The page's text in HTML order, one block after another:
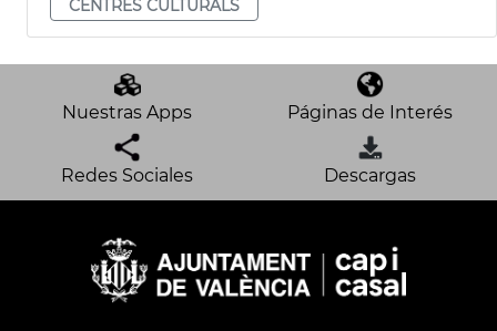
CENTRES CULTURALS
Nuestras Apps Páginas de Interés
Redes Sociales Descargas